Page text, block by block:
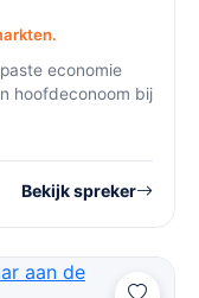
economie
hoofdeconoom bij
Bekijk spreker